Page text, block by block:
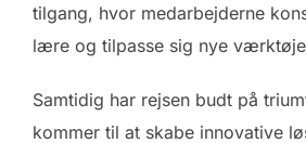
tilgang, hvor medarbejderne
lære og tilpasse sig nye
Samtidig har rejsen budt på
kommer til at skabe innovative